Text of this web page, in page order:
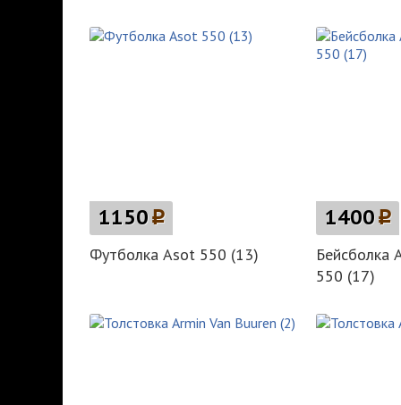
1150p
Футболка Asot 550 (13)
1400p
Бейсболка
550 (17)